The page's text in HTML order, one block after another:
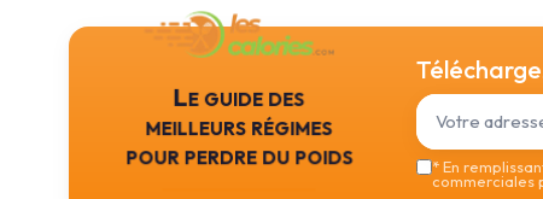
Le guide des
meilleurs régimes
pour perdre du poids
*En
commerciales